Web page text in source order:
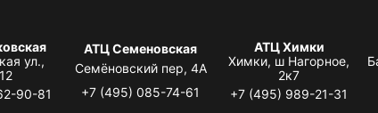
ул.,
90-81
АТЦ Семеновская
Семёновский пер, 4А
+7 (495) 085-74-61
АТЦ Химки
Химки, ш Нагорное,
2к7
+7 (495) 989-21-31